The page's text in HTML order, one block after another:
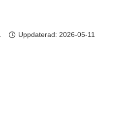
Uppdaterad: 2026-05-11